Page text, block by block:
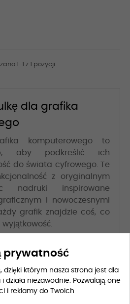
1-1 z 1 pozycji
dla grafika
komputerowego to
aby podkreślić ich
do świata cyfrowego. Te
z oryginalnym
nadruki inspirowane
i nowoczesnymi
grafik znajdzie coś, co
dla grafika
dla grafika komputerowego
dla tych, którzy cenią
prywatność
dzięki którym nasza strona jest dla
działa niezawodnie. Pozwalają one
i reklamy do Twoich